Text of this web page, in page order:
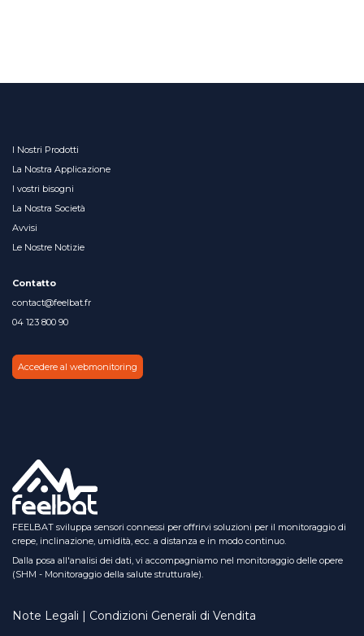
I Nostri Prodotti
La Nostra Applicazione
I vostri bisogni
La Nostra Società
Avvisi
Le Nostre Notizie
Contatto
contact@feelbat.fr
04 123 800 90
Accedere al webmonitoring
FEELBAT sviluppa sensori connessi per offrirvi soluzioni per il monitoraggio di
crepe, inclinazione, umidità, ecc. a distanza e in modo continuo.
Dalla posa all'analisi dei dati, vi accompagniamo nel monitoraggio delle opere
(SHM - Monitoraggio della salute strutturale).
Note Legali | Condizioni Generali di Vendita